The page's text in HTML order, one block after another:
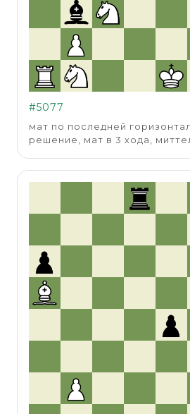
#5077
мат по последней
решение, мат в 3 хода,